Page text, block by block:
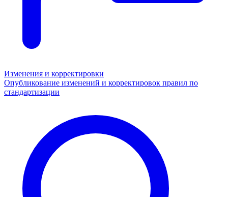
Изменения и корректировки
Опубликование изменений и корректировок правил по
стандартизации